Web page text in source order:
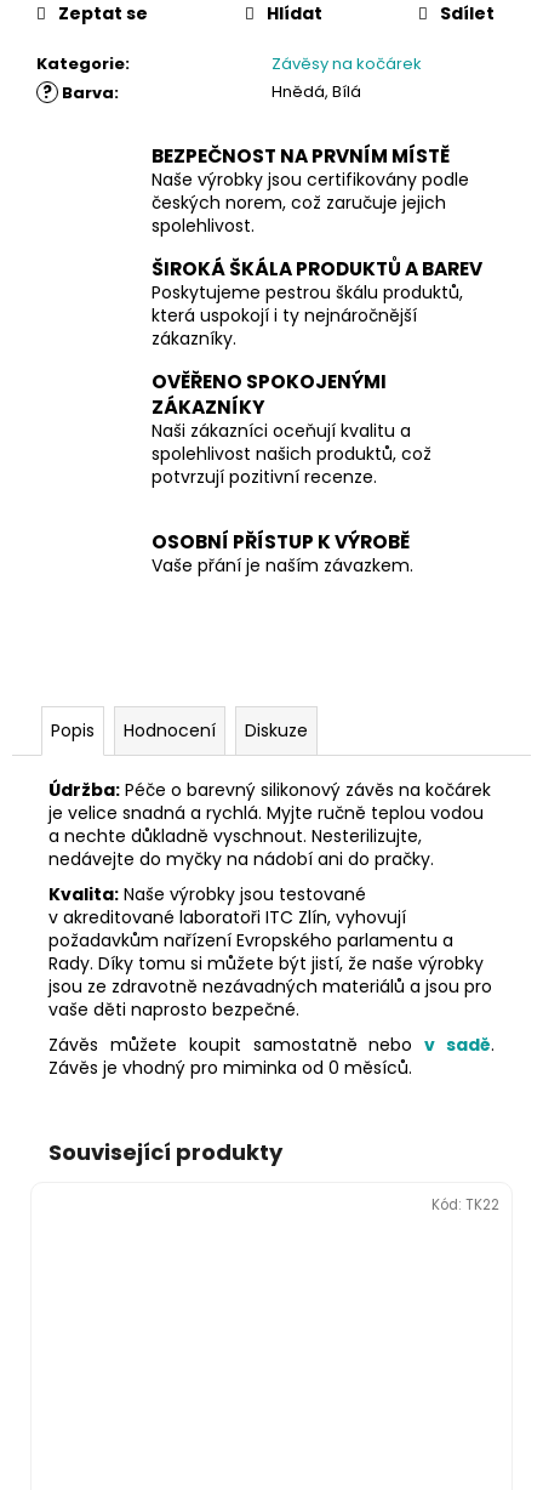
Kategorie: Závěsy na kočárek
? Barva: Hnědá, Bílá
Zeptat se Hlídat Sdílet
BEZPEČNOST NA PRVNÍM MÍSTĚ
Naše výrobky jsou certifikovány podle
českých norem, což zaručuje jejich
spolehlivost.
ŠIROKÁ ŠKÁLA PRODUKTŮ A BAREV
Poskytujeme pestrou škálu produktů,
která uspokojí i ty nejnáročnější
zákazníky.
OVĚŘENO SPOKOJENÝMI
ZÁKAZNÍKY
Naši zákazníci oceňují kvalitu a
spolehlivost našich produktů, což
potvrzují pozitivní recenze.
OSOBNÍ PŘÍSTUP K VÝROBĚ
Vaše přání je naším závazkem.
Popis Hodnocení Diskuze
Údržba: Péče o barevný silikonový závěs na kočárek
je velice snadná a rychlá. Myjte ručně teplou vodou
a nechte důkladně vyschnout. Nesterilizujte,
nedávejte do myčky na nádobí ani do pračky.
Kvalita: Naše výrobky jsou testované
v akreditované laboratoři ITC Zlín, vyhovují
požadavkům nařízení Evropského parlamentu a
Rady. Díky tomu si můžete být jistí, že naše výrobky
jsou ze zdravotně nezávadných materiálů a jsou pro
vaše děti naprosto bezpečné.
Závěs můžete koupit samostatně nebov sadě.
Závěs je vhodný pro miminka od 0 měsíců.
Související produkty
Kód: TK22